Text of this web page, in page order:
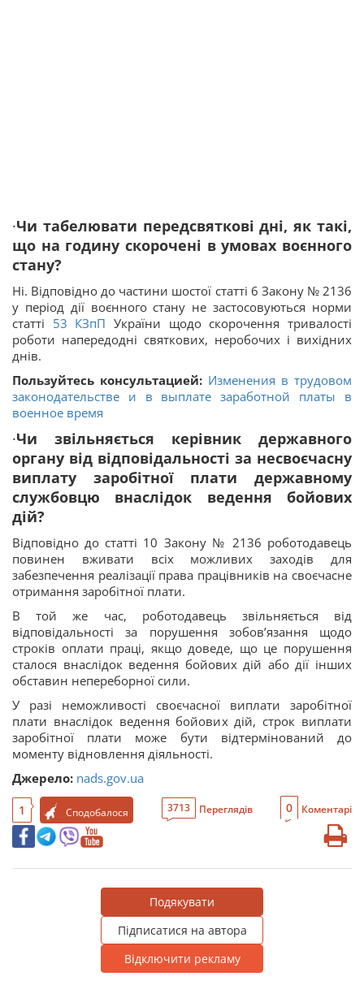
·Чи табелювати передсвяткові дні, як такі,
що на годину скорочені в умовах воєнного
стану?
Ні. Відповідно до частини шостої статті 6 Закону № 2136
у період дії воєнного стану не застосовуються норми
статті 53 КЗпП України щодо скорочення тривалості
роботи напередодні святкових, неробочих і вихідних
днів.
Пользуйтесь консультацией: Изменения в трудовом
законодательстве и в выплате заработной платы в
военное время
·Чи звільняється керівник державного
органу від відповідальності за несвоєчасну
виплату заробітної плати державному
службовцю внаслідок ведення бойових
дій?
Відповідно до статті 10 Закону № 2136 роботодавець
повинен вживати всіх можливих заходів для
забезпечення реалізації права працівників на своєчасне
отримання заробітної плати.
В той же час, роботодавець звільняється від
відповідальності за порушення зобов’язання щодо
строків оплати праці, якщо доведе, що це порушення
сталося внаслідок ведення бойових дій або дії інших
обставин непереборної сили.
У разі неможливості своєчасної виплати заробітної
плати внаслідок ведення бойових дій, строк виплати
заробітної плати може бути відтермінований до
моменту відновлення діяльності.
Джерело: nads.gov.ua
1 Сподобалося 3713 Переглядів 0 Коментарі
Подякувати
Підписатися на автора
Відключити рекламу